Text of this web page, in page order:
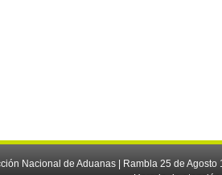
Nacional de Aduanas | Rambla 25 de